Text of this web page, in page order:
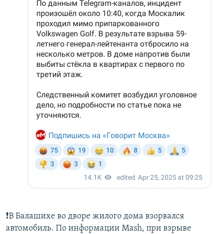
❗️В Балашихе во дворе жилого дома взорвался
автомобиль. По информации Mash, при взрыве